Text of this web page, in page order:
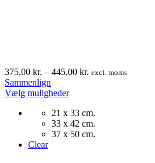
375,00 kr. – 445,00 kr. Prisinterval:
excl. moms
Sammenlign
Vælg mulighederDette
har
flere
varianter.
21 x 33 cm.
33 x 42 cm.
37 x 50 cm.
Clear